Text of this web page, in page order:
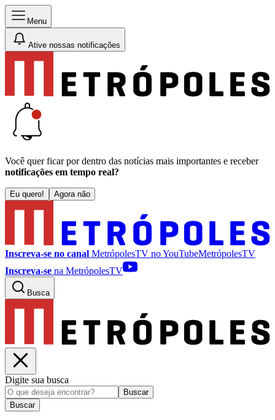
Menu
Ative nossas notificações
Você quer ficar por dentro das notícias mais importantes e receber
notificações em tempo real?
Eu quero! Agora não
Inscreva-se no canal MetrópolesTV noYouTubeMetrópolesTV
Inscreva-se na MetrópolesTV
Busca
Digite sua busca
Buscar
Buscar